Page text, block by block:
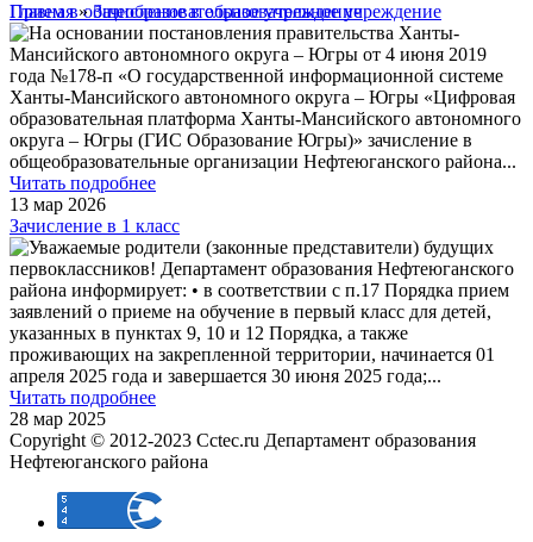
Главная»Зачисление в образовательное учреждение
Прием в общеобразовательное учреждение
На основании постановления правительства Ханты-
Мансийского автономного округа – Югры от 4 июня 2019
года №178-п «О государственной информационной системе
Ханты-Мансийского автономного округа – Югры «Цифровая
образовательная платформа Ханты-Мансийского автономного
округа – Югры (ГИС Образование Югры)» зачисление в
общеобразовательные организации Нефтеюганского района...
Читать подробнее
13 мар 2026
Зачисление в 1 класс
Уважаемые родители (законные представители) будущих
первоклассников! Департамент образования Нефтеюганского
района информирует: • в соответствии с п.17 Порядка прием
заявлений о приеме на обучение в первый класс для детей,
указанных в пунктах 9, 10 и 12 Порядка, а также
проживающих на закрепленной территории, начинается 01
апреля 2025 года и завершается 30 июня 2025 года;...
Читать подробнее
28 мар 2025
Copyright © 2012-2023 Cctec.ru Департамент образования
Нефтеюганского района